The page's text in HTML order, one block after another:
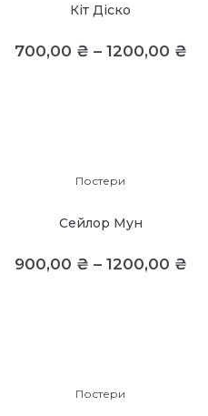
Кіт Діско
700,00 ₴ – 1200,00 ₴
Постери
Сейлор Мун
900,00 ₴ – 1200,00 ₴
Постери